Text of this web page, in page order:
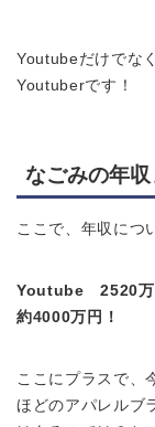
Youtubeだけでな
Youtuberです！
なごみの年
ここで、年収につ
Youtube 2520万
約4000万円！
ここにプラスで、
ほどのアパレルブ